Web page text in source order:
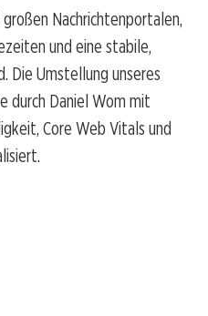
Nachrichtenportalen,
und eine stabile,
Die Umstellung unseres
durch Daniel Wom mit
Core Web Vitals und